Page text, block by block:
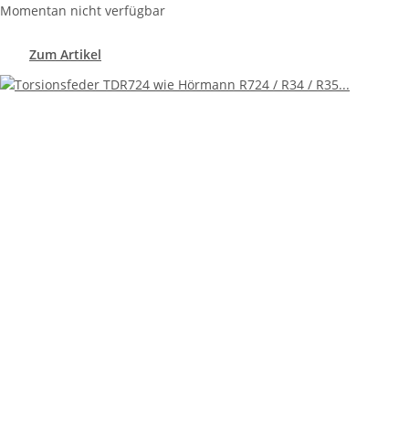
Momentan nicht verfügbar
Zum Artikel